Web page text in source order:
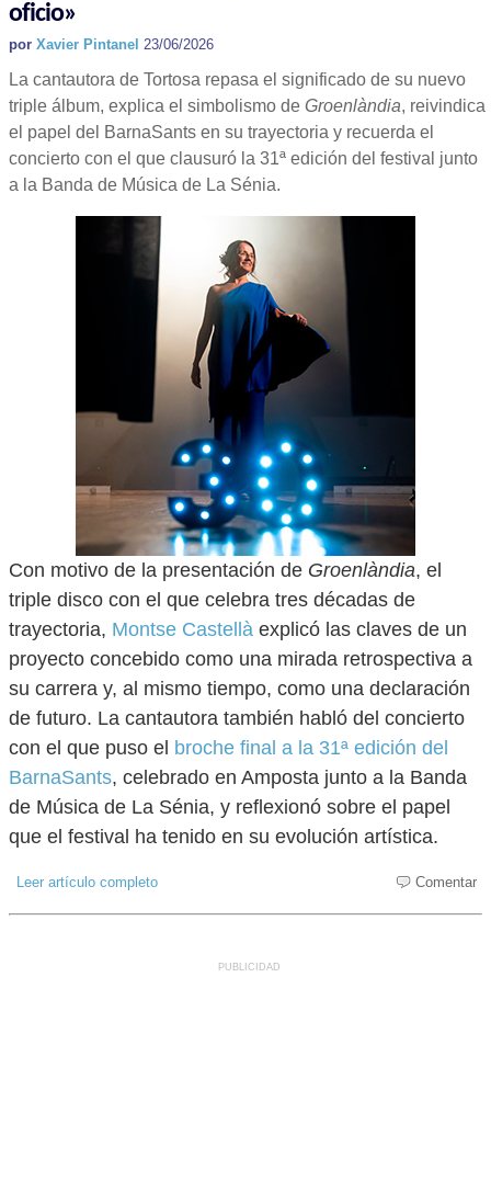
oficio»
por Xavier Pintanel 23/06/2026
La cantautora de Tortosa repasa el significado de su nuevo
triple álbum, explica el simbolismo de Groenlàndia, reivindica
el papel del BarnaSants en su trayectoria y recuerda el
concierto con el que clausuró la 31ª edición del festival junto
a la Banda de Música de La Sénia.
Con motivo de la presentación de Groenlàndia, el
triple disco con el que celebra tres décadas de
trayectoria, Montse Castellà explicó las claves de un
proyecto concebido como una mirada retrospectiva a
su carrera y, al mismo tiempo, como una declaración
de futuro. La cantautora también habló del concierto
con el que puso el broche final a la 31ª edición del
BarnaSants, celebrado en Amposta junto a la Banda
de Música de La Sénia, y reflexionó sobre el papel
que el festival ha tenido en su evolución artística.
Leer artículo completo Comentar
PUBLICIDAD